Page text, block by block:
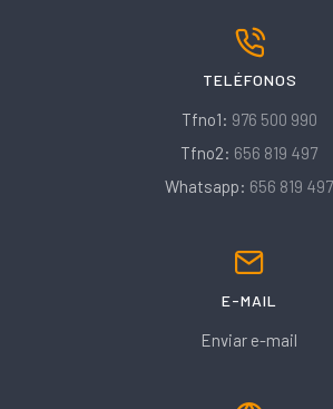
TELÉFONOS
Tfno1: 976 500 990
Tfno2: 656 819 497
Whatsapp: 656 819 497
E-MAIL
Enviar e-mail